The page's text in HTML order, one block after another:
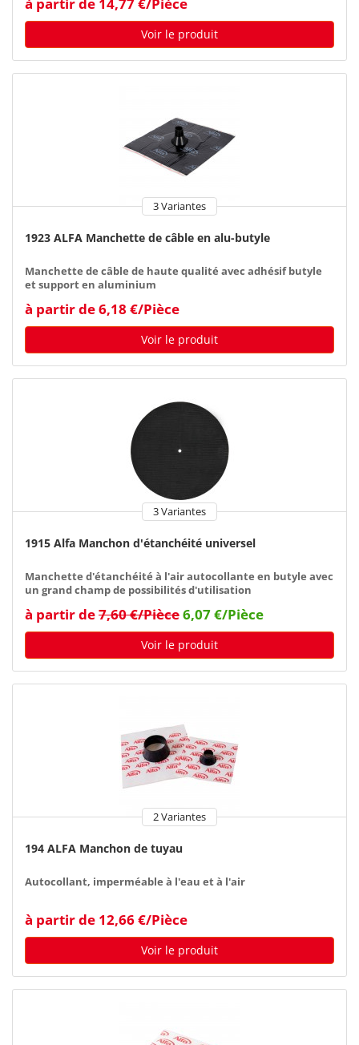
Voir le produit
3 Variantes
1923 ALFA Manchette de câble en alu-butyle
Manchette de câble de haute qualité avec adhésif butyle
et support en aluminium
à partir de 6,18 €/Pièce
Voir le produit
3 Variantes
1915 Alfa Manchon d'étanchéité universel
Manchette d'étanchéité à l'air autocollante en butyle avec
un grand champ de possibilités d'utilisation
à partir de7,60 €/Pièce6,07 €/Pièce
Voir le produit
2 Variantes
194 ALFA Manchon de tuyau
Autocollant, imperméable à l'eau et à l'air
à partir de 12,66 €/Pièce
Voir le produit